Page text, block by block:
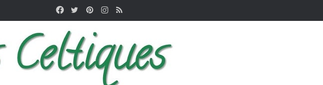
FacebookPinterestInstagram
RSS